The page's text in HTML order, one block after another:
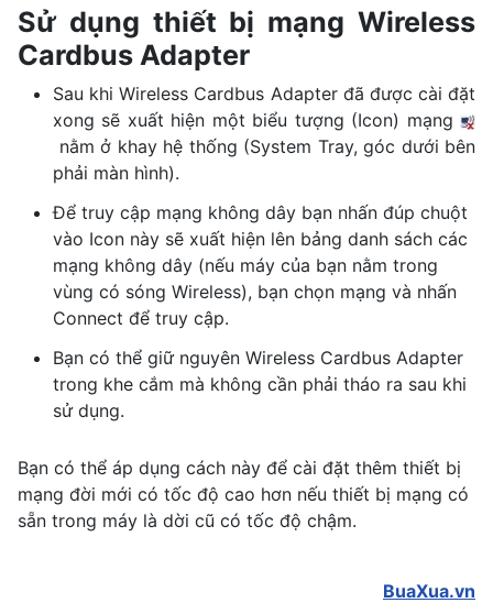
Sử dụng thiết bị mạng Wireless
Cardbus Adapter
Sau khi Wireless Cardbus Adapter đã được cài đặt
xong sẽ xuất hiện một biểu tượng (Icon) mạng
nằm ở khay hệ thống (System Tray, góc dưới bên
phải màn hình).
Để truy cập mạng không dây bạn nhấn đúp chuột
vào Icon này sẽ xuất hiện lên bảng danh sách các
mạng không dây (nếu máy của bạn nằm trong
vùng có sóng Wireless), bạn chọn mạng và nhấn
Connect để truy cập.
Bạn có thể giữ nguyên Wireless Cardbus Adapter
trong khe cắm mà không cần phải tháo ra sau khi
sử dụng.
Bạn có thể áp dụng cách này để cài đặt thêm thiết bị
mạng đời mới có tốc độ cao hơn nếu thiết bị mạng có
sẵn trong máy là dời cũ có tốc độ chậm.
BuaXua.vn